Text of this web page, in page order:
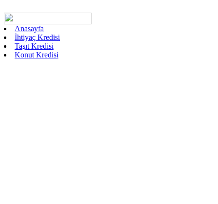
Anasayfa
İhtiyaç Kredisi
Taşıt Kredisi
Konut Kredisi